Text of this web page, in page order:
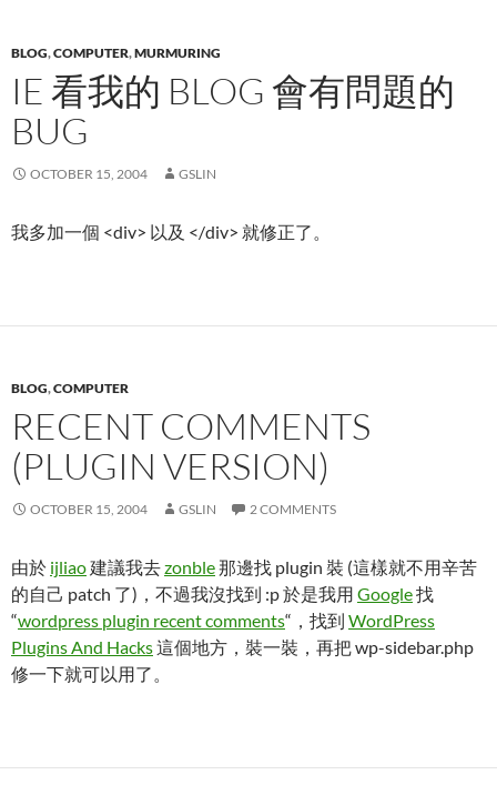
BLOG,COMPUTER,MURMURING
IE 看我的 BLOG 會有問題的
BUG
OCTOBER 15, 2004 GSLIN
我多加一個 <div> 以及 </div> 就修正了。
BLOG,COMPUTER
RECENT COMMENTS
(PLUGIN VERSION)
OCTOBER 15, 2004 GSLIN 2 COMMENTS
由於 ijliao建議我去zonble那邊找 plugin 裝 (這樣就不用辛苦
的自己 patch 了)，不過我沒找到 :p 於是我用 Google找
“wordpress plugin recent comments“，找到 WordPress
Plugins And Hacks這個地方，裝一裝，再把 wp-sidebar.php
修一下就可以用了。